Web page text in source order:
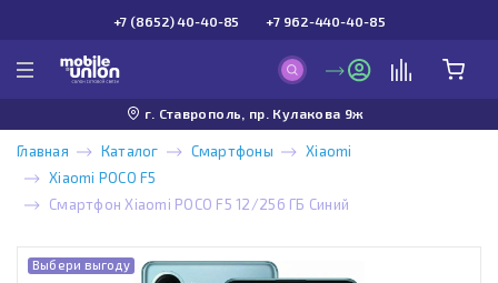
+7 (8652) 40-40-85 +7 962-440-40-85
г. Ставрополь, пр. Кулакова 9ж
Главная Каталог Смартфоны
Xiaomi
Xiaomi POCO F5
Смартфон Xiaomi POCO F5 12/256 ГБ Синий
Выбери выгоду